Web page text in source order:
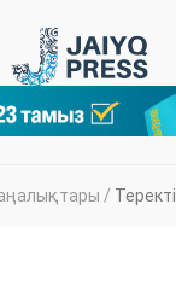
/ Теректі